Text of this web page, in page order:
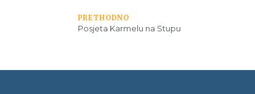
PRETHODNO
Posjeta Karmelu na Stupu